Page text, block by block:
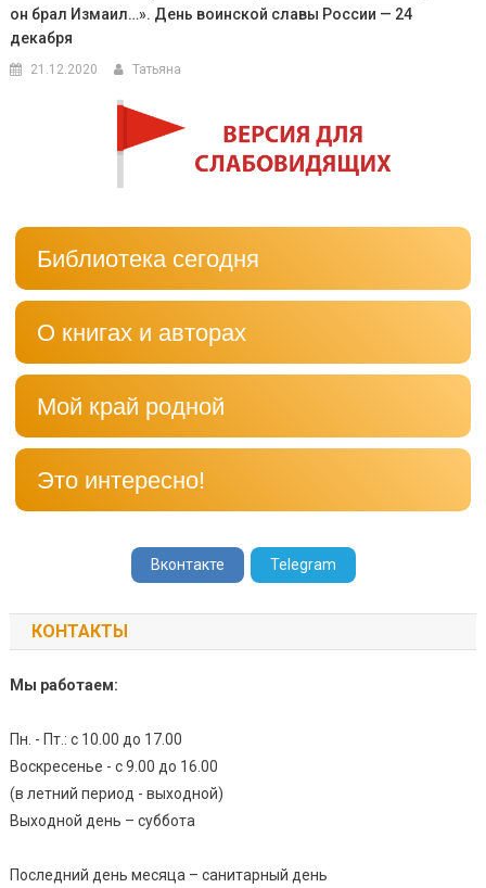
он брал Измаил…». День воинской славы России — 24
декабря
21.12.2020 Татьяна
Библиотека сегодня
О книгах и авторах
Мой край родной
Это интересно!
Вконтакте Telegram
КОНТАКТЫ
Мы работаем:
Пн. - Пт.: с 10.00 до 17.00
Воскресенье - с 9.00 до 16.00
(в летний период - выходной)
Выходной день – суббота
Последний день месяца – санитарный день